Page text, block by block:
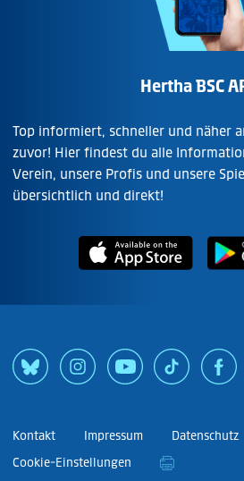
Hertha BSC
Top informiert, schneller und näher
zuvor! Hier findest du alle
Verein, unsere Profis und unsere
übersichtlich und direkt!
Kontakt Impressum
Datenschutz
Cookie-Einstellungen